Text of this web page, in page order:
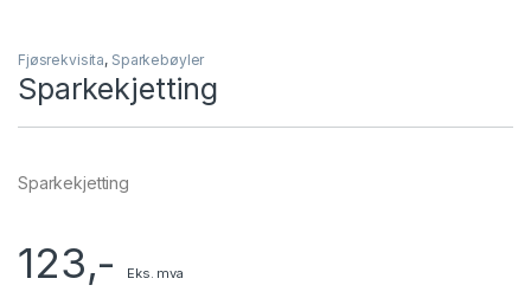
Fjøsrekvisita, Sparkebøyler
Sparkekjetting
Sparkekjetting
123,- Eks. mva